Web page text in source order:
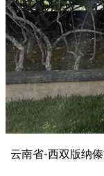
云南省-西双版纳